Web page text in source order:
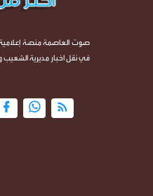
صوت العاصمة منصة إعلامية
في نقل اخبار مديرية